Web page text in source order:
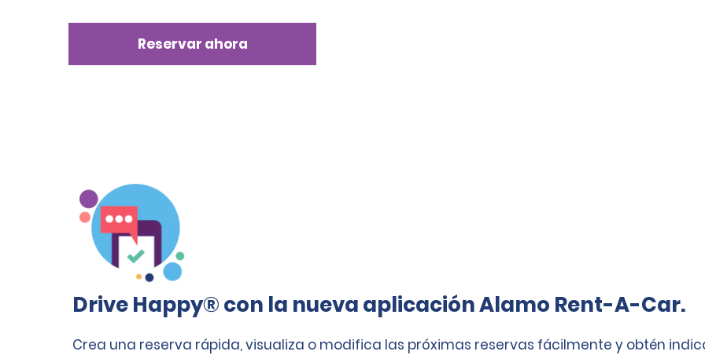
Reservar ahora
Drive Happy® con la nueva aplicación Alamo Rent-A-Car.
Crea una reserva rápida, visualiza o modifica las próximas reservas fácilmente y obtén